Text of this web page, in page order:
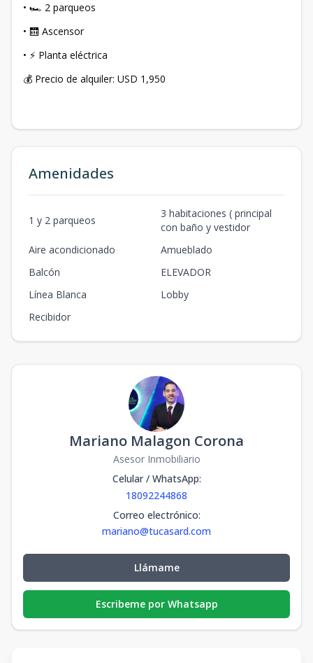
• 🏎️ 2 parqueos
• 🛗 Ascensor
• ⚡ Planta eléctrica
💰 Precio de alquiler: USD 1,950
Amenidades
1 y 2 parqueos
3 habitaciones ( principal
con baño y vestidor
Aire acondicionado
Amueblado
Balcón
ELEVADOR
Línea Blanca
Lobby
Recibidor
Mariano Malagon Corona
Asesor Inmobiliario
Celular / WhatsApp:
18092244868
Correo electrónico:
mariano@tucasard.com
Llámame
Escribeme por Whatsapp